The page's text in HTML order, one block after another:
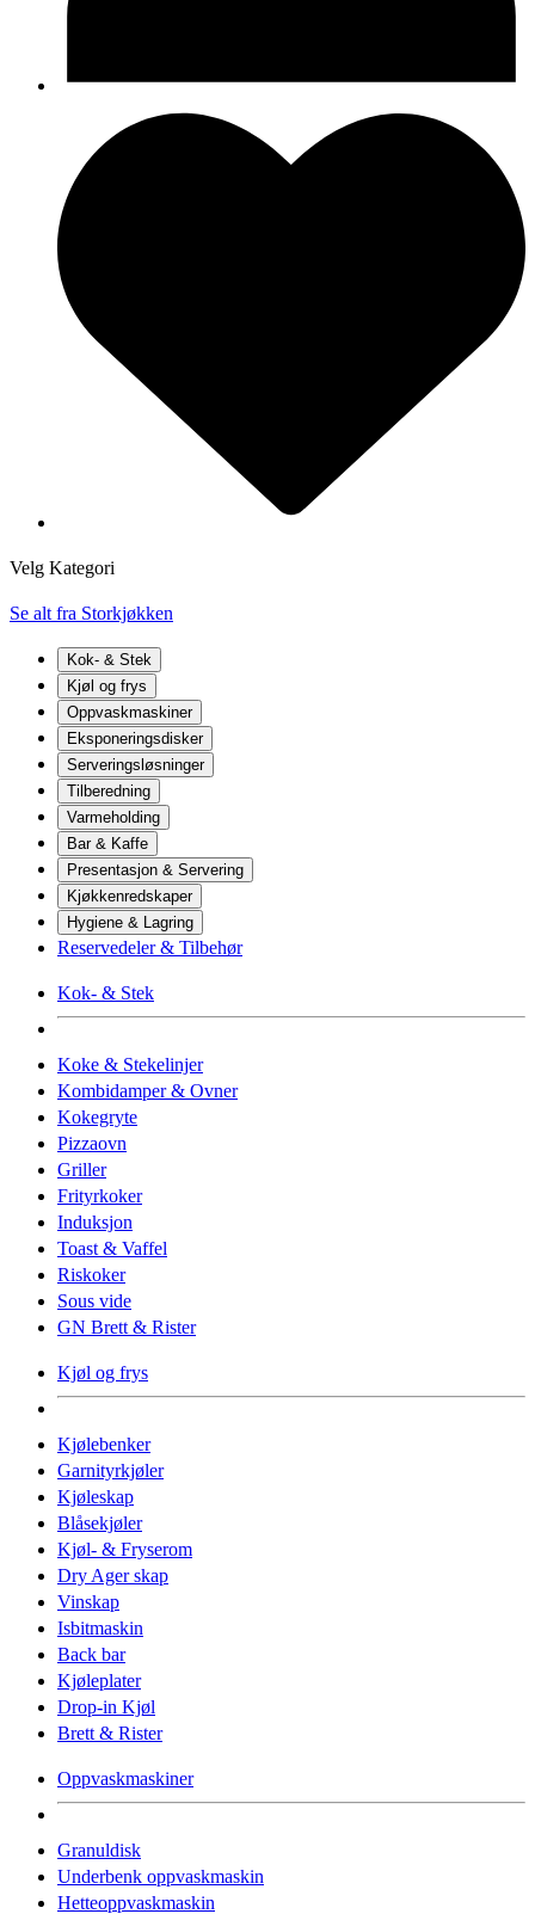
Velg Kategori
Se alt fra Storkjøkken
Kok- & Stek
Kjøl og frys
Oppvaskmaskiner
Eksponeringsdisker
Serveringsløsninger
Tilberedning
Varmeholding
Bar & Kaffe
Presentasjon & Servering
Kjøkkenredskaper
Hygiene & Lagring
Reservedeler & Tilbehør
Kok- & Stek
Koke & Stekelinjer
Kombidamper & Ovner
Kokegryte
Pizzaovn
Griller
Frityrkoker
Induksjon
Toast & Vaffel
Riskoker
Sous vide
GN Brett & Rister
Kjøl og frys
Kjølebenker
Garnityrkjøler
Kjøleskap
Blåsekjøler
Kjøl- & Fryserom
Dry Ager skap
Vinskap
Isbitmaskin
Back bar
Kjøleplater
Drop-in Kjøl
Brett & Rister
Oppvaskmaskiner
Granuldisk
Underbenk oppvaskmaskin
Hetteoppvaskmaskin